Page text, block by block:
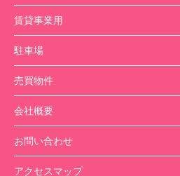
賃貸事業用
駐車場
売買物件
会社概要
お問い合わせ
アクセスマップ